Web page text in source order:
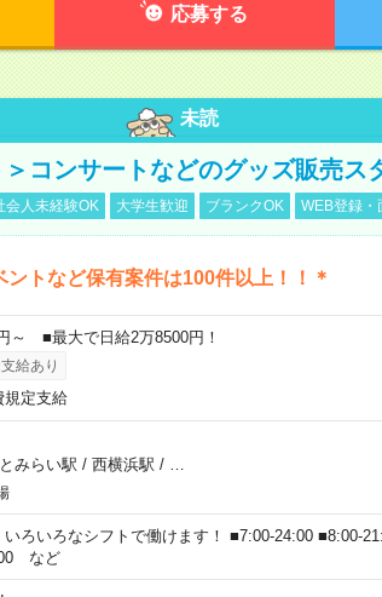
応募する
未読
コンサートなどのグッズ販売ス
会人未経験OK 大学生歓迎 ブランクOK WEB登録・
ントなど保有案件は100件以上！！＊
～ ■最大で日給2万8500円！
給あり
規定支給
みらい駅 / 西横浜駅 /
いろいろなシフトで働けます！ ■7:00-24:00 ■8:00-
など